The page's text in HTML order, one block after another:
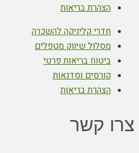
הצהרת בריאות
חדרי קליניקה להשכרה
מסלול שיווק מטפלים
ביטוח בריאות פרטי
קורסים וסדנאות
הצהרת בריאות
צרו קשר